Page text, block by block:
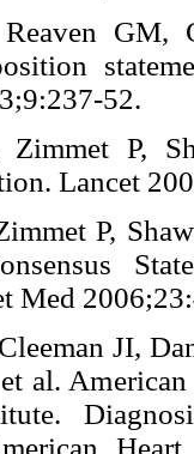
GM,
52.
P,
Lancet
P,
Med
JI,
al.